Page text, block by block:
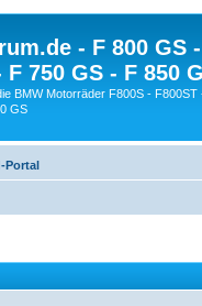
- F 800 GS
F 750 GS - F 850
BMW Motorräder F800S -
GS
Portal